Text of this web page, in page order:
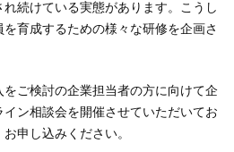
続けている実態があります。こうし
育成するための様々な研修を企画さ
ご検討の企業担当者の方に向けて企
ン相談会を開催させていただいてお
申し込みください。